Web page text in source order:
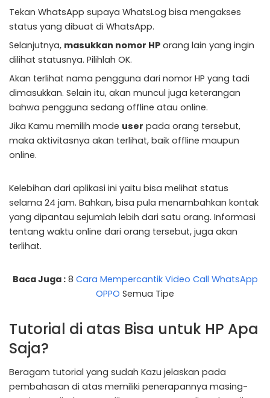
Tekan WhatsApp supaya WhatsLog bisa mengakses
status yang dibuat di WhatsApp.
Selanjutnya, masukkan nomor HP orang lain yang ingin
dilihat statusnya. Pilihlah OK.
Akan terlihat nama pengguna dari nomor HP yang tadi
dimasukkan. Selain itu, akan muncul juga keterangan
bahwa pengguna sedang offline atau online.
Jika Kamu memilih mode user pada orang tersebut,
maka aktivitasnya akan terlihat, baik offline maupun
online.
Kelebihan dari aplikasi ini yaitu bisa melihat status
selama 24 jam. Bahkan, bisa pula menambahkan kontak
yang dipantau sejumlah lebih dari satu orang. Informasi
tentang waktu online dari orang tersebut, juga akan
terlihat.
Baca Juga :8 Cara Mempercantik Video Call WhatsApp
OPPO Semua Tipe
Tutorial di atas Bisa untuk HP Apa
Saja?
Beragam tutorial yang sudah Kazu jelaskan pada
pembahasan di atas memiliki penerapannya masing-